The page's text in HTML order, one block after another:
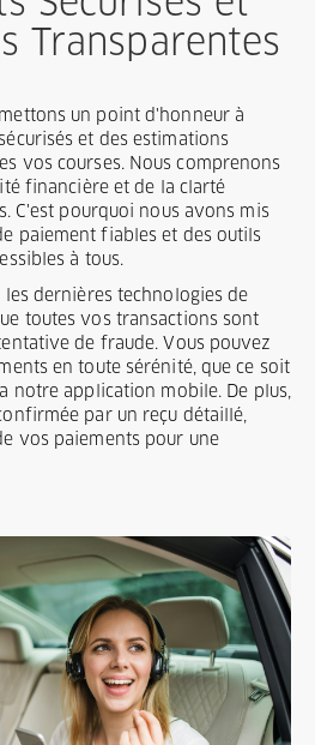
Transparentes
un point d'honneur à
et des estimations
vos courses. Nous comprenons
financière et de la clarté
C'est pourquoi nous avons mis
paiement fiables et des outils
à tous.
dernières technologies de
toutes vos transactions sont
de fraude. Vous pouvez
en toute sérénité, que ce soit
notre application mobile. De plus,
par un reçu détaillé,
vos paiements pour une